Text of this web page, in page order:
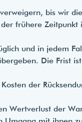
bis wir
frühere Zeitpunkt
und in jedem
Die Frist
der
Wertverlust der